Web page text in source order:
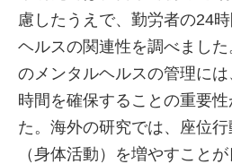
慮したうえで、勤労者の24
ヘルスの関連性を調べまし
のメンタルヘルスの管理に
時間を確保することの重要
た。海外の研究では、座位
（身体活動）を増やすこと